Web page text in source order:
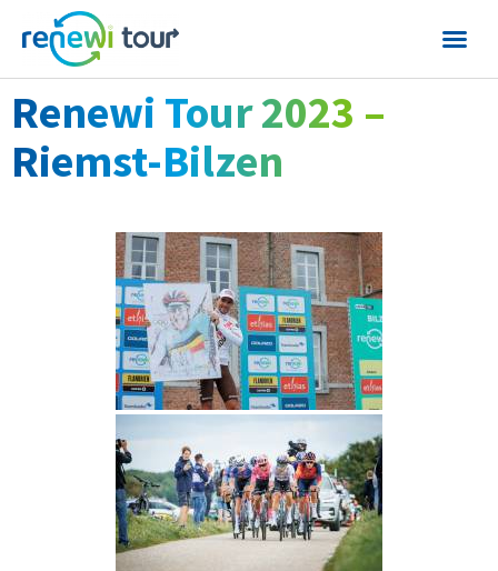
Renewi Tour 2023 –
Riemst-Bilzen